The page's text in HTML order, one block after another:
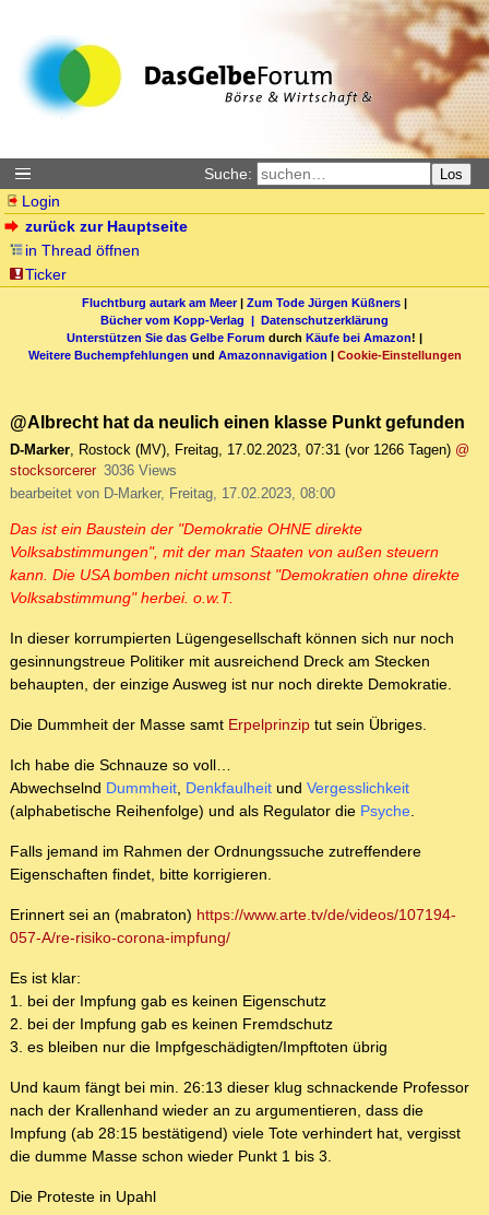
Suche: Los
Login
zurück zur Hauptseite
in Thread öffnen
Ticker
Fluchtburg autark am Meer| Zum Tode Jürgen Küßners |
Bücher vom Kopp-Verlag | Datenschutzerklärung
Unterstützen Sie das Gelbe Forum durch Käufe bei Amazon! |
Weitere Buchempfehlungen und Amazonnavigation | Cookie-Einstellungen
@Albrecht hat da neulich einen klasse Punkt gefunden
D-Marker, Rostock (MV), Freitag, 17.02.2023, 07:31 (vor 1266 Tagen) @
stocksorcerer 3036 Views
bearbeitet von D-Marker, Freitag, 17.02.2023, 08:00
Das ist ein Baustein der "Demokratie OHNE direkte
Volksabstimmungen", mit der man Staaten von außen steuern
kann. Die USA bomben nicht umsonst "Demokratien ohne direkte
Volksabstimmung" herbei. o.w.T.
In dieser korrumpierten Lügengesellschaft können sich nur noch
gesinnungstreue Politiker mit ausreichend Dreck am Stecken
behaupten, der einzige Ausweg ist nur noch direkte Demokratie.
Die Dummheit der Masse samt Erpelprinzip tut sein Übriges.
Ich habe die Schnauze so voll…
Abwechselnd Dummheit, Denkfaulheit und Vergesslichkeit
(alphabetische Reihenfolge) und als Regulator die Psyche.
Falls jemand im Rahmen der Ordnungssuche zutreffendere
Eigenschaften findet, bitte korrigieren.
Erinnert sei an (mabraton) https://www.arte.tv/de/videos/107194-
057-A/re-risiko-corona-impfung/
Es ist klar:
1. bei der Impfung gab es keinen Eigenschutz
2. bei der Impfung gab es keinen Fremdschutz
3. es bleiben nur die Impfgeschädigten/Impftoten übrig
Und kaum fängt bei min. 26:13 dieser klug schnackende Professor
nach der Krallenhand wieder an zu argumentieren, dass die
Impfung (ab 28:15 bestätigend) viele Tote verhindert hat, vergisst
die dumme Masse schon wieder Punkt 1 bis 3.
Die Proteste in Upahl